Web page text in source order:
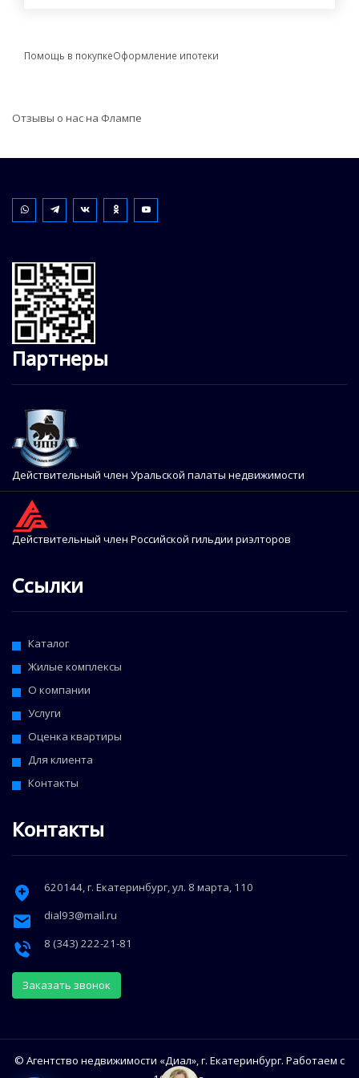
Помощь в покупкеОформление ипотеки
Отзывы о нас на Флампе
Партнеры
Действительный член Уральской палаты недвижимости
Действительный член Российской гильдии риэлторов
Ссылки
Каталог
Жилые комплексы
О компании
Услуги
Оценка квартиры
Для клиента
Контакты
Контакты
620144, г. Екатеринбург,ул. 8 марта, 110
dial93@mail.ru
8 (343) 222-21-81
Заказать звонок
© Агентство недвижимости «Диал», г. Екатеринбург. Работаем с